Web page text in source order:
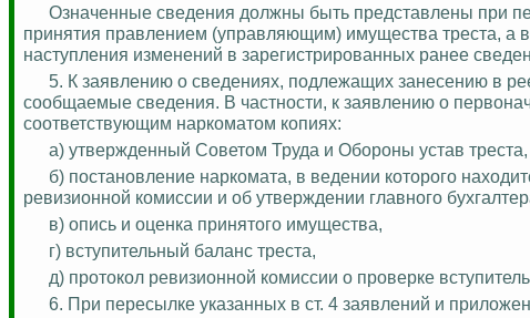
Означенные сведения должны быть представлены при
принятия правлением (управляющим) имущества треста, а
наступления изменений в зарегистрированных ранее
5. К заявлению о сведениях, подлежащих занесению в
сообщаемые сведения. В частности, к заявлению о
соответствующим наркоматом копиях:
а) утвержденный Советом Труда и Обороны устав треста,
б) постановление наркомата, в ведении которого
ревизионной комиссии и об утверждении главного
в) опись и оценка принятого имущества,
г) вступительный баланс треста,
д) протокол ревизионной комиссии о проверке
6. При пересылке указанных в ст. 4 заявлений и